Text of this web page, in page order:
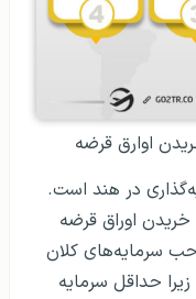
اوارق قرضه
در هند است.
اوراق قرضه
سرمایه‌های کلان
حداقل سرمایه